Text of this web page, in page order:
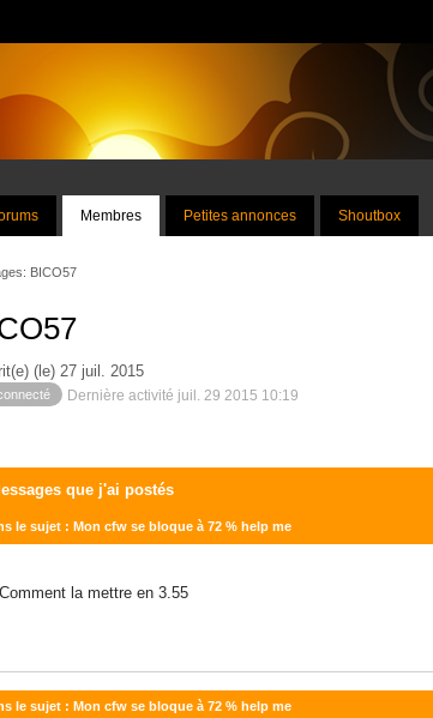
Membres Petites annonces Shoutbox
BICO57
(le) 27 juil. 2015
Dernière activité juil. 29 2015 10:19
que j'ai postés
le sujet : Mon cfw se bloque à 72 % help me
Comment la mettre en 3.55
le sujet : Mon cfw se bloque à 72 % help me